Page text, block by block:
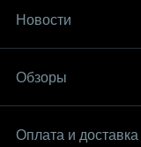
Новости
Обзоры
Оплата и доставка